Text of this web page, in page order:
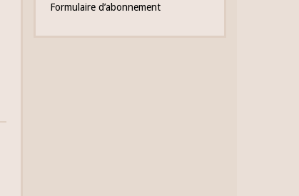
Formulaire d’abonnement